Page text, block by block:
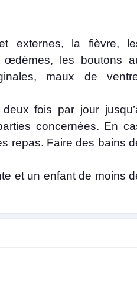
externes, la fièvre,
œdèmes, les boutons
maux de
fois par jour
concernées. En
repas. Faire des bains
et un enfant de moins